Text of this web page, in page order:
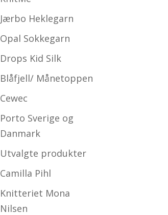
Jærbo Heklegarn
Opal Sokkegarn
Drops Kid Silk
Blåfjell/ Månetoppen
Cewec
Porto Sverige og
Danmark
Utvalgte produkter
Camilla Pihl
Knitteriet Mona
Nilsen